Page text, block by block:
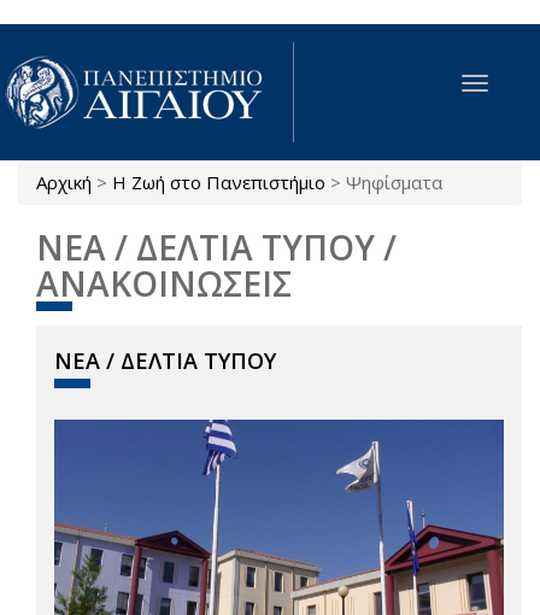
Παράκαμψη προς το κυρίως περιεχόμενο
Toggle
Είστε εδώ
Αρχική > Η Ζωή στο Πανεπιστήμιο > Ψηφίσματα
ΝΕΑ / ΔΕΛΤΙΑ ΤΥΠΟΥ /
ΑΝΑΚΟΙΝΩΣΕΙΣ
ΝΕΑ / ΔΕΛΤΙΑ ΤΥΠΟΥ